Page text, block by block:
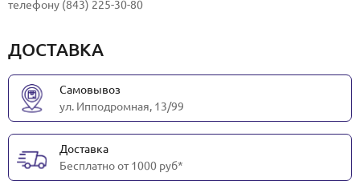
телефону (843) 225-30-80
ДОСТАВКА
Самовывоз
ул. Ипподромная, 13/99
Доставка
Бесплатно от 1000 руб*